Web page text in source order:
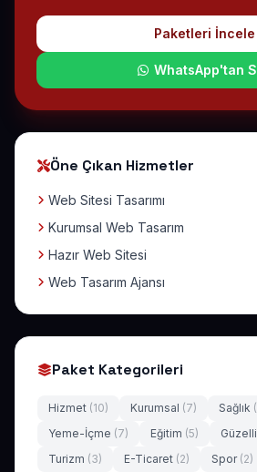
Paketleri İncele
WhatsApp'tan
Öne Çıkan Hizmetler
Web Sitesi Tasarımı
Kurumsal Web Tasarım
Hazır Web Sitesi
Web Tasarım Ajansı
Paket Kategorileri
Hizmet (10) Kurumsal (7) Sağlık
Yeme-İçme (7) Eğitim (5)
Turizm (3) E-Ticaret (2) Spor (2)